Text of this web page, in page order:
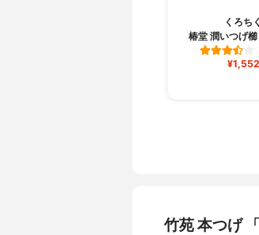
くろちく
椿堂 潤いつげ
¥1,552
竹苑 本つげ